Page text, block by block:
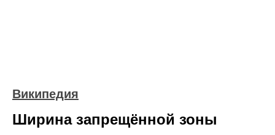
Википедия
Ширина запрещённой зоны